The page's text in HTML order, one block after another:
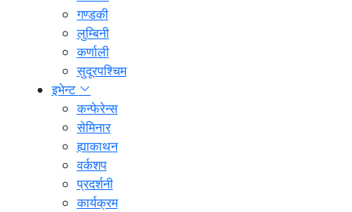
गण्डकी
लुम्बिनी
कर्णाली
सुदूरपश्चिम
इभेन्ट
कन्फेरेन्स
सेमिनार
ह्याकाथन
वर्कशप
प्रदर्शनी
कार्यक्रम